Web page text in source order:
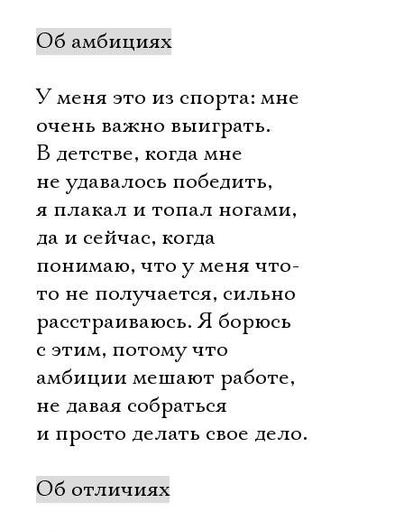
Об амбициях
У меня это из спорта: мне
очень важно выиграть.
В детстве, когда мне
не удавалось победить,
я плакал и топал ногами,
да и сейчас, когда
понимаю, что у меня что-
то не получается, сильно
расстраиваюсь. Я борюсь
с этим, потому что
амбиции мешают работе,
не давая собраться
и просто делать свое дело.
Об отличиях